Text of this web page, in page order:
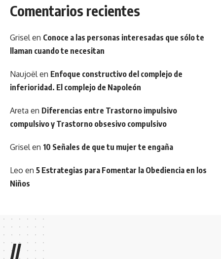
Comentarios recientes
Grisel en Conoce a las personas interesadas que sólo te
llaman cuando te necesitan
Naujoël en Enfoque constructivo del complejo de
inferioridad. El complejo de Napoleón
Areta en Diferencias entre Trastorno impulsivo
compulsivo y Trastorno obsesivo compulsivo
Grisel en 10 Señales de que tu mujer te engaña
Leo en 5 Estrategias para Fomentar la Obediencia en los
Niños
//